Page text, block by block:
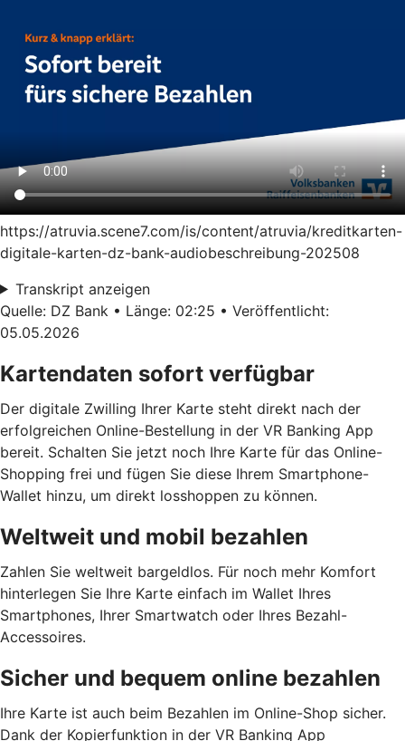
https://atruvia.scene7.com/is/content/atruvia/kreditkarten-
digitale-karten-dz-bank-audiobeschreibung-202508
Transkript anzeigen
Quelle: DZ Bank • Länge: 02:25 • Veröffentlicht:
05.05.2026
Kartendaten sofort verfügbar
Der digitale Zwilling Ihrer Karte steht direkt nach der
erfolgreichen Online-Bestellung in der VR Banking App
bereit. Schalten Sie jetzt noch Ihre Karte für das Online-
Shopping frei und fügen Sie diese Ihrem Smartphone-
Wallet hinzu, um direkt losshoppen zu können.
Weltweit und mobil bezahlen
Zahlen Sie weltweit bargeldlos. Für noch mehr Komfort
hinterlegen Sie Ihre Karte einfach im Wallet Ihres
Smartphones, Ihrer Smartwatch oder Ihres Bezahl-
Accessoires.
Sicher und bequem online bezahlen
Ihre Karte ist auch beim Bezahlen im Online-Shop sicher.
Dank der Kopierfunktion in der VR Banking App